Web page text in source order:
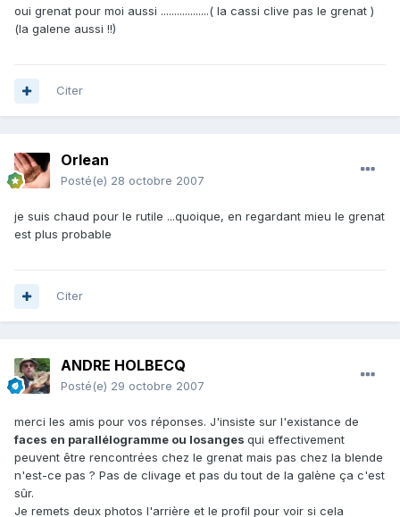
oui grenat pour moi aussi ..................( la cassi clive pas le grenat )
(la galene aussi !!)
Citer
Orlean
Posté(e) 28 octobre 2007
je suis chaud pour le rutile ...quoique, en regardant mieu le grenat
est plus probable
Citer
ANDRE HOLBECQ
Posté(e) 29 octobre 2007
merci les amis pour vos réponses. J'insiste sur l'existance de
faces en parallélogramme ou losanges qui effectivement
peuvent être rencontrées chez le grenat mais pas chez la blende
n'est-ce pas ? Pas de clivage et pas du tout de la galène ça c'est
sûr.
Je remets deux photos l'arrière et le profil pour voir si cela